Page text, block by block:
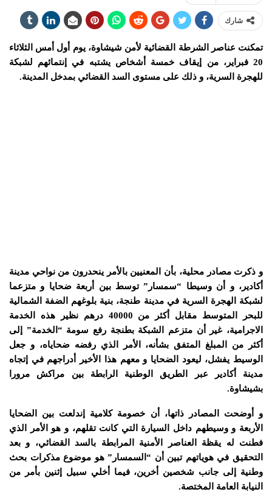
شارك
تمكنت عناصر الشرطة القضائية لأمن شيشاوة، يوم أول أمس الثلاثاء
20 فبراير، من إيقاف خمسة أشخاص يشتبه في إنتمائهم لشبكة
للهجرة السرية، و ذلك على مستوى السد القضائي بمدخل المدينة.
و ذكرت مصادر محلية، بأن المعنيين بالأمر ينحدرون من نواحي مدينة
أكادير، و أن وسيطا “سمسار” توسط بين أربعة ضحايا و متزعما
لشبكة الهجرة السرية في مدينة طنجة، بنية بلوغهم الضفة الشمالية
للبحر المتوسط مقابل أكثر من 40000 درهم نظير هذه الخدمة
الاجرامية، غير أن متزعم الشبكة بطنجة رفع سومة “الخدمة” إلى
أكثر من المبلغ المتفق بشأنه، الأمر الذي رفضه ضحاياه، و جعل
الوسيط يفشل، ليعود الضحايا و معهم هذا الأخير أدراجهم في إتجاه
مدينة أكادير عبر الطريق الوطنية الرابطة بين مراكش مرورا
بشيشاوة.
و أوضحت المصادر ذاتها، أن خصومة كلامية إندلعت بين الضحايا
الأربعة و وسيطهم داخل السيارة التي كانت تقلهم، و هو الأمر الذي
فطنت له يقظة العناصر الأمنية المرابطة بالسد القضائي، و بعد
التحقيق في هوياتهم تبين أن “السمسار” هو موضوع مذكرات بحث
وطنية إلى جانب شخصين أخرين، فيما أخلي سبيل إثنين بأمر من
النيابة العامة المختصة.